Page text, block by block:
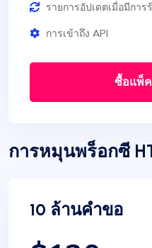
รายการอัปเดตเมื่อมีการ
การเข้าถึง API
ซื้อแพ็
การหมุนพร็อกซี
10 ล้านคำขอ